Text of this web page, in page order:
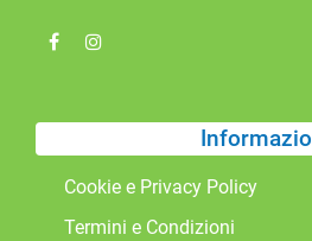
Cookie e Privacy Policy
Termini e Condizioni